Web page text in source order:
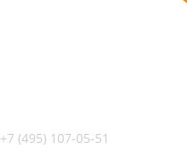
+7 (495) 107-05-51